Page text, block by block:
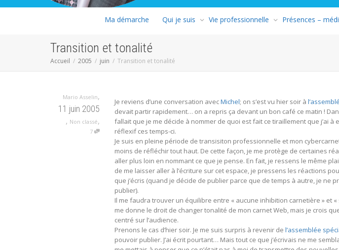
Ma démarche Qui je suis Vie professionnelle Présences –
Transition et tonalité
Accueil 2005 juin Transition et tonalité
Mario Asselin,
11 juin 2005
, Non classé,
7
Je reviens d’une conversation avecMichel; on s’est vu hier soir à
devait partir rapidement… on a repris ça devant un bon café ce matin !
fallait que je me décide à nommer de quoi est fait ce tiraillement que j’ai
réflexif ces temps-ci.
Je suis en pleine période de transisiton professionnelle et mon
moins de réfléchir tout haut. De cette façon, je me protège de certaines
aller plus loin en nommant ce que je pense. En fait, je ressens le même
de me laisser aller à l’écriture sur cet espace, je pressens les réactions
que j’écris (quand je décide de publier parce que de temps à autre, je ne
publier).
Il me faudra trouver un équilibre entre « aucune inhibition carnetière » et
me donne le droit de changer tonalité de mon carnet Web, mais je crois
centré sur l’audience.
Prenons le cas d’hier soir. Je me suis surpris à revenir de l’assemblée
pouvoir publier. J’ai écrit pourtant… Mais tout ce que j’écrivais ne me